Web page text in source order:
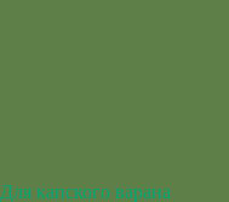
Для капского варана